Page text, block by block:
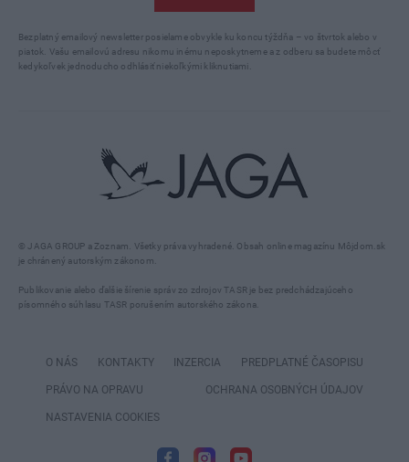
© JAGA GROUP a Zoznam. Všetky práva vyhradené. Obsah online magazínu Môjdom.sk
je chránený autorským zákonom.
Publikovanie alebo ďalšie šírenie správ zo zdrojov TASR je bez predchádzajúceho
písomného súhlasu TASR porušením autorského zákona.
Bezplatný emailový newsletter posielame obvykle ku koncu týždňa – vo štvrtok alebo v
piatok. Vašu emailovú adresu nikomu inému neposkytneme a z odberu sa budete môcť
kedykoľvek jednoducho odhlásiť niekoľkými kliknutiami.
O NÁS KONTAKTY INZERCIA PREDPLATNÉ ČASOPISU
PRÁVO NA OPRAVU OCHRANA OSOBNÝCH ÚDAJOV
NASTAVENIA COOKIES